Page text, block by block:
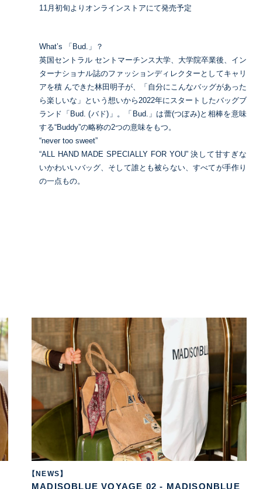
11月初旬よりオンラインストアにて発売予定
What’s 「Bud.」？
英国セントラル セントマーチンス大学、大学院卒業後、イン
ターナショナル誌のファッションディレクターとしてキャリ
アを積 んできた林田明子が、「自分にこんなバッグがあった
ら楽しいな」という想いから2022年にスタートしたバッグブ
ランド「Bud. (バド)」。「Bud.」は蕾(つぼみ)と相棒を意味
する“Buddy”の略称の2つの意味をもつ。
“never too sweet”
“ALL HAND MADE SPECIALLY FOR YOU” 決して甘すぎな
いかわいいバッグ、そして誰とも被らない、すべてが手作り
の一点もの。
【NEWS】
MADISOBLUE VOYAGE 02 - MADISONBLUE